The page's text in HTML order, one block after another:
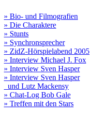
» Bio- und Filmografien
» Die Charaktere
» Stunts
» Synchronsprecher
» ZidZ-Hörspielabend 2005
» Interview Michael J. Fox
» Interview Sven Hasper
» Interview Sven Hasper
und Lutz Mackensy
» Chat-Log Bob Gale
» Treffen mit den Stars